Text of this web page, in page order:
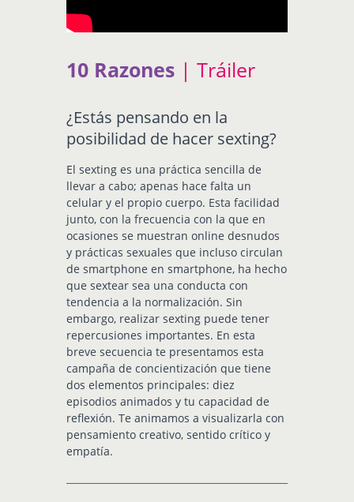
10 Razones | Tráiler
¿Estás pensando en la
posibilidad de hacer sexting?
El sexting es una práctica sencilla de
llevar a cabo; apenas hace falta un
celular y el propio cuerpo. Esta facilidad
junto, con la frecuencia con la que en
ocasiones se muestran online desnudos
y prácticas sexuales que incluso circulan
de smartphone en smartphone, ha hecho
que sextear sea una conducta con
tendencia a la normalización. Sin
embargo, realizar sexting puede tener
repercusiones importantes. En esta
breve secuencia te presentamos esta
campaña de concientización que tiene
dos elementos principales: diez
episodios animados y tu capacidad de
reflexión. Te animamos a visualizarla con
pensamiento creativo, sentido crítico y
empatía.